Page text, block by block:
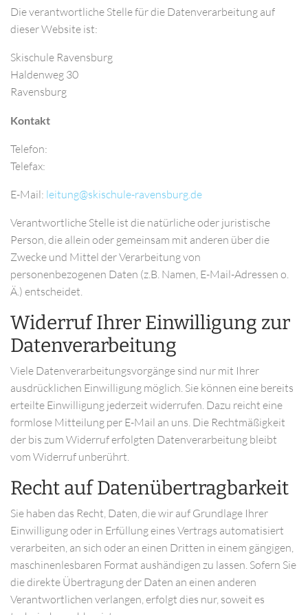
Die verantwortliche Stelle für die Datenverarbeitung auf
dieser Website ist:
Skischule Ravensburg
Haldenweg 30
Ravensburg
Kontakt
Telefon:
Telefax:
E-Mail:
Verantwortliche Stelle ist die natürliche oder juristische
Person, die allein oder gemeinsam mit anderen über die
Zwecke und Mittel der Verarbeitung von
personenbezogenen Daten (z.B. Namen, E-Mail-Adressen o.
Ä.) entscheidet.
Widerruf Ihrer Einwilligung zur
Datenverarbeitung
Viele Datenverarbeitungsvorgänge sind nur mit Ihrer
ausdrücklichen Einwilligung möglich. Sie können eine bereits
erteilte Einwilligung jederzeit widerrufen. Dazu reicht eine
formlose Mitteilung per E-Mail an uns. Die Rechtmäßigkeit
der bis zum Widerruf erfolgten Datenverarbeitung bleibt
vom Widerruf unberührt.
Recht auf Datenübertragbarkeit
Sie haben das Recht, Daten, die wir auf Grundlage Ihrer
Einwilligung oder in Erfüllung eines Vertrags automatisiert
verarbeiten, an sich oder an einen Dritten in einem gängigen,
maschinenlesbaren Format aushändigen zu lassen. Sofern Sie
die direkte Übertragung der Daten an einen anderen
Verantwortlichen verlangen, erfolgt dies nur, soweit es